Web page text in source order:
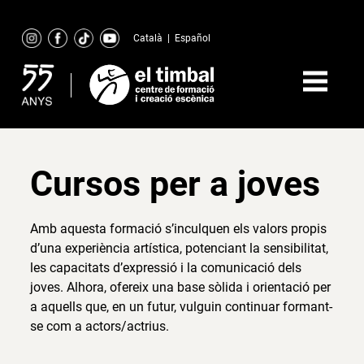
content
Català Español
Cursos per a joves
Amb aquesta formació s’inculquen els valors propis
d’una experiència artística, potenciant la sensibilitat,
les capacitats d’expressió i la comunicació dels
joves. Alhora, ofereix una base sòlida i orientació per
a aquells que, en un futur, vulguin continuar formant-
se com a actors/actrius.